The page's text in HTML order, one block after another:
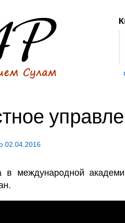
02.04.2016
в международной